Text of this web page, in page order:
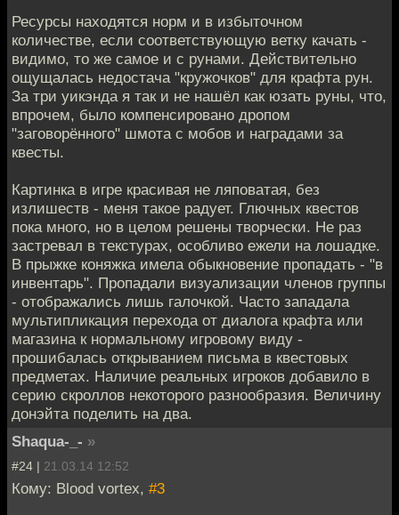
Ресурсы находятся норм и в избыточном
количестве, если соответствующую ветку качать -
видимо, то же самое и с рунами. Действительно
ощущалась недостача "кружочков" для крафта рун.
За три уикэнда я так и не нашёл как юзать руны, что,
впрочем, было компенсировано дропом
"заговорённого" шмота с мобов и наградами за
квесты.
Картинка в игре красивая не ляповатая, без
излишеств - меня такое радует. Глючных квестов
пока много, но в целом решены творчески. Не раз
застревал в текстурах, особливо ежели на лошадке.
В прыжке коняжка имела обыкновение пропадать - "в
инвентарь". Пропадали визуализации членов группы
- отображались лишь галочкой. Часто западала
мультипликация перехода от диалога крафта или
магазина к нормальному игровому виду -
прошибалась открыванием письма в квестовых
предметах. Наличие реальных игроков добавило в
серию скроллов некоторого разнообразия. Величину
донэйта поделить на два.
Shaqua-_- »
#24 | 21.03.14 12:52
Кому: Blood vortex, #3